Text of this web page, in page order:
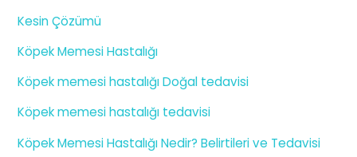
Kesin Çözümü
Köpek Memesi Hastalığı
Köpek memesi hastalığı Doğal tedavisi
Köpek memesi hastalığı tedavisi
Köpek Memesi Hastalığı Nedir? Belirtileri ve Tedavisi